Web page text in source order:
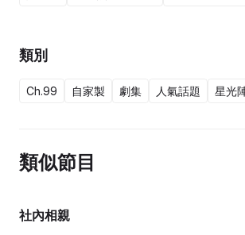
類別
Ch.99 自家製 劇集 人氣話題 星光
類似節目
社內相親